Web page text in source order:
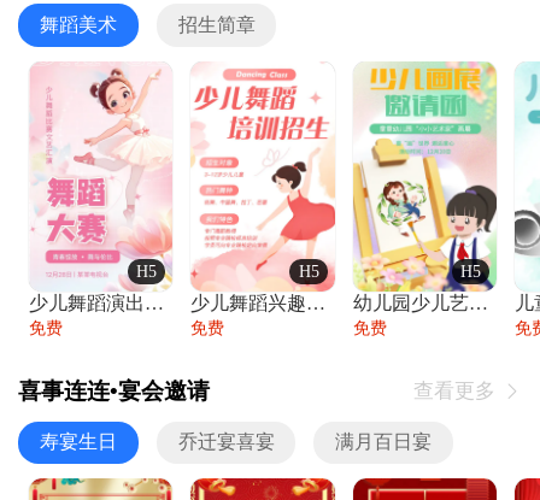
舞蹈美术 招生简章
H5
少儿舞蹈演出舞蹈比赛跳舞大赛文艺汇演活动
免费
H5
少儿舞蹈兴趣班艺术培训学校招生宣传
免费
H5
幼儿园少儿艺术展览绘画展摄影作品展美术展
免费 免
喜事连连•宴会邀请 查看更多 
寿宴生日 乔迁宴喜宴 满月百日宴